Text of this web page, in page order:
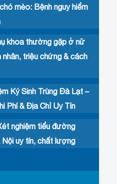
mèo: Bệnh nguy hiểm
khoa thường gặp ở nữ
nhân, triệu chứng & cách
Ký Sinh Trùng Đà Lạt –
Phí & Địa Chỉ Uy Tín
nghiệm tiểu đường
uy tín, chất lượng